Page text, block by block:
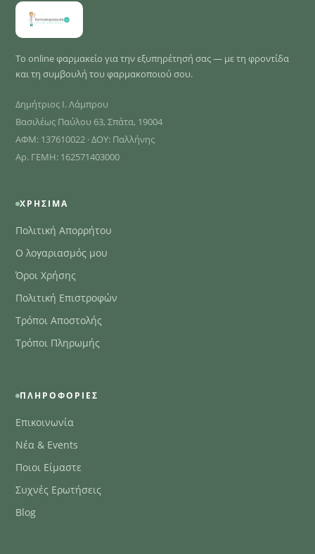
Το online φαρμακείο για την εξυπηρέτησή σας — με τη φροντίδα
και τη συμβουλή του φαρμακοποιού σου.
Δημήτριος Ι. Λάμπρου
Βασιλέως Παύλου 63, Σπάτα, 19004
ΑΦΜ: 137610022 · ΔΟΥ: Παλλήνης
Αρ. ΓΕΜΗ: 162571403000
ΧΡΉΣΙΜΑ
Πολιτική Απορρήτου
Ο λογαριασμός μου
Όροι Χρήσης
Πολιτική Επιστροφών
Τρόποι Αποστολής
Τρόποι Πληρωμής
ΠΛΗΡΟΦΟΡΊΕΣ
Επικοινωνία
Νέα & Events
Ποιοι Είμαστε
Συχνές Ερωτήσεις
Blog